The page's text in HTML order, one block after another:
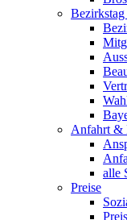
Anfahrt &
alle
Preise